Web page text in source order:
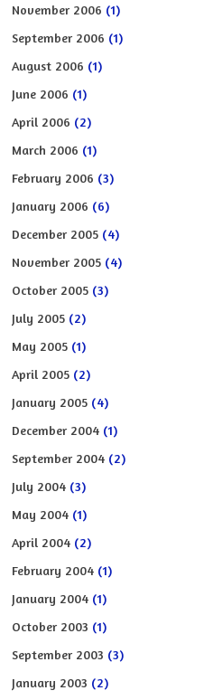
November 2006 (1)
September 2006 (1)
August 2006 (1)
June 2006 (1)
April 2006 (2)
March 2006 (1)
February 2006 (3)
January 2006 (6)
December 2005 (4)
November 2005 (4)
October 2005 (3)
July 2005 (2)
May 2005 (1)
April 2005 (2)
January 2005 (4)
December 2004 (1)
September 2004 (2)
July 2004 (3)
May 2004 (1)
April 2004 (2)
February 2004 (1)
January 2004 (1)
October 2003 (1)
September 2003 (3)
January 2003 (2)